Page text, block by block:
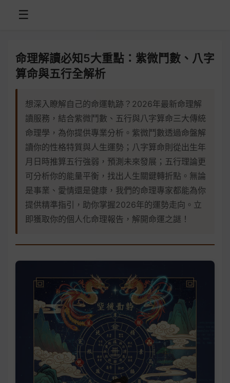
☰
命理解讀必知5大重點：紫微鬥數、八字
算命與五行全解析
想深入瞭解自己的命運軌跡？2026年最新命理解
讀服務，結合紫微鬥數、五行與八字算命三大傳統
命理學，為你提供專業分析。紫微鬥數透過命盤解
讀你的性格特質與人生運勢；八字算命則從出生年
月日時推算五行強弱，預測未來發展；五行理論更
可分析你的能量平衡，找出人生關鍵轉折點。無論
是事業、愛情還是健康，我們的命理專家都能為你
提供精準指引，助你掌握2026年的運勢走向。立
即獲取你的個人化命理報告，解開命運之謎！